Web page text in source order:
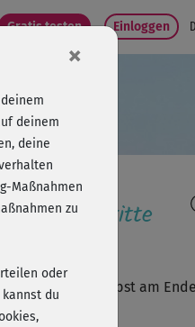
Gratis testen Einloggen
Fortschritte
wie Michaela selbst am Ende
×
deinem
deine
Maßnahmen
zu
oder
du